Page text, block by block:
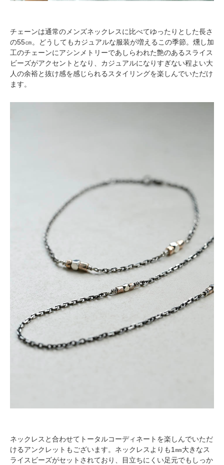
チェーンは通常のメンズネックレスに比べてゆったりとした長さ
の55㎝。どうしてもカジュアルな服装が増えるこの季節。燻し加
工のチェーンにアシンメトリーであしらわれた艶のあるスライス
ビーズがアクセントとなり、カジュアルになりすぎない程よい大
人の余裕と抜け感を感じられるスタイリングを楽しんでいただけ
ます。
ネックレスと合わせてトータルコーディネートを楽しんでいただ
けるアンクレットもございます。ネックレスよりも1㎜大きなス
ライスビーズがセットされており、目立ちにくい足元でもしっか